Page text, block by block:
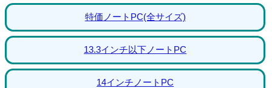
特価ノートPC(全サイズ)
13.3インチ以下ノートPC
14インチノートPC